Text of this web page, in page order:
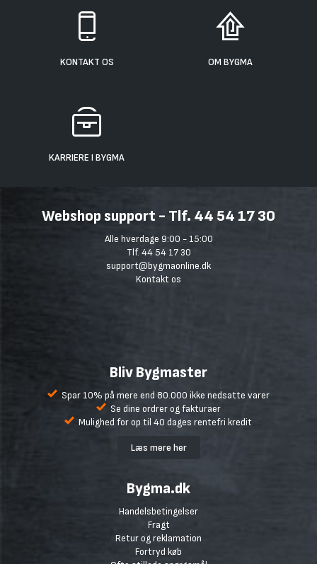
KONTAKT OS OM BYGMA
KARRIERE I BYGMA
Webshop support - Tlf. 44 54 17 30
Alle hverdage 9:00 - 15:00
Tlf. 44 54 17 30
support@bygmaonline.dk
Kontakt os
Bliv Bygmaster
Spar 10% på mere end 80.000 ikke nedsatte varer
Se dine ordrer og fakturaer
Mulighed for op til 40 dages rentefri kredit
Læs mere her
Bygma.dk
Handelsbetingelser
Fragt
Retur og reklamation
Fortryd køb